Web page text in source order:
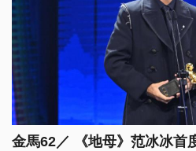
金馬62／ 《地母》范冰冰首